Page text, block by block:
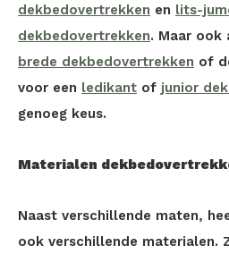
dekbedovertrekken en lits-
dekbedovertrekken. Maar ook
brede dekbedovertrekken of
voor een ledikant of junior
genoeg keus.
Materialen
Naast verschillende maten,
ook verschillende materialen.